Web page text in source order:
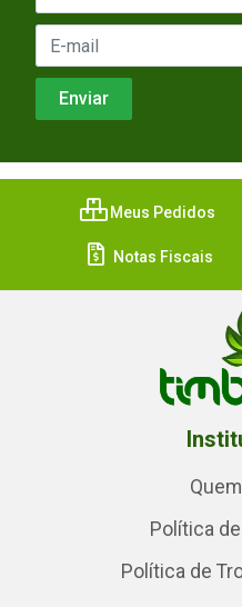
Meus Pedidos
Notas Fiscais
Política
Política de